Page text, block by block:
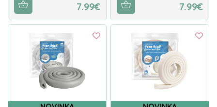
7.99€ 7.99€